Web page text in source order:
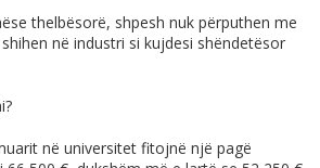
thelbësorë, shpesh nuk përputhen me
në industri si kujdesi shëndetësor
në universitet fitojnë një pagë